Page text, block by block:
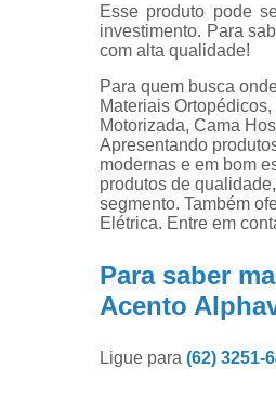
Esse produto pode
investimento. Para
com alta qualidade!
Para quem busca
Materiais
Motorizada, Cama
Apresentando
modernas e em bom
produtos de
segmento. Também
Elétrica. Entre em
Para saber
Acento
Ligue para (62) 3251-